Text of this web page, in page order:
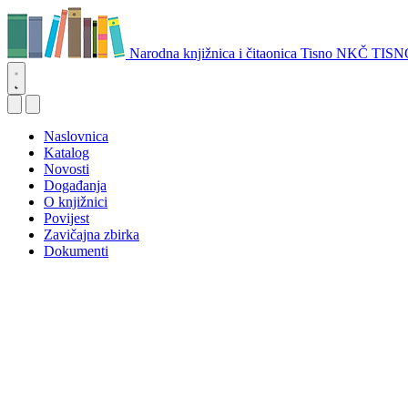
Narodna knjižnica i čitaonica Tisno NKČ
Naslovnica
Katalog
Novosti
Događanja
O knjižnici
Povijest
Zavičajna zbirka
Dokumenti